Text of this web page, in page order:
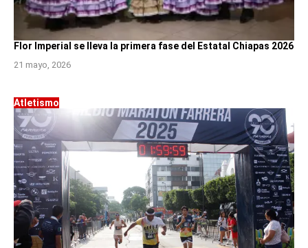
Flor Imperial se lleva la primera fase del Estatal Chiapas 2026
21 mayo, 2026
Atletismo